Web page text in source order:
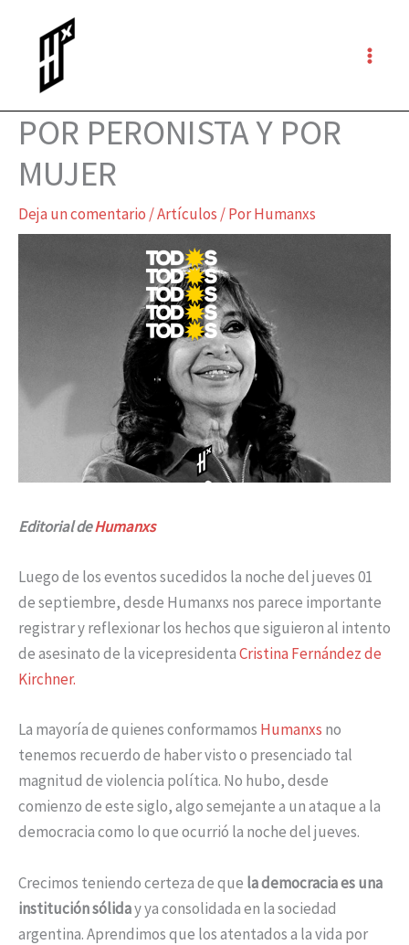
contenido
POR PERONISTA Y POR
MUJER
Deja un comentario /Artículos / PorHumanxs
Editorial deHumanxs
Luego de los eventos sucedidos la noche del jueves 01
de septiembre, desde Humanxs nos parece importante
registrar y reflexionar los hechos que siguieron al intento
de asesinato de la vicepresidentaCristina Fernández de
Kirchner.
La mayoría de quienes conformamos Humanxs no
tenemos recuerdo de haber visto o presenciado tal
magnitud de violencia política. No hubo, desde
comienzo de este siglo, algo semejante a un ataque a la
democracia como lo que ocurrió la noche del jueves.
Crecimos teniendo certeza de que la democracia es una
institución sóliday ya consolidada en la sociedad
argentina. Aprendimos que los atentados a la vida por